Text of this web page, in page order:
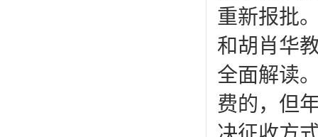
重新报批
和胡肖华
全面解读
费的，但